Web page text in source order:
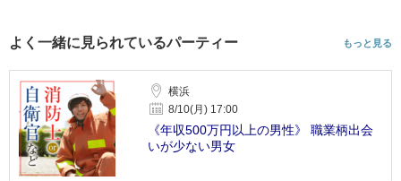
よく一緒に見られているパーティー もっと見る
横浜
8/10(月) 17:00
《年収500万円以上の男性》 職業柄出会
いが少ない男女